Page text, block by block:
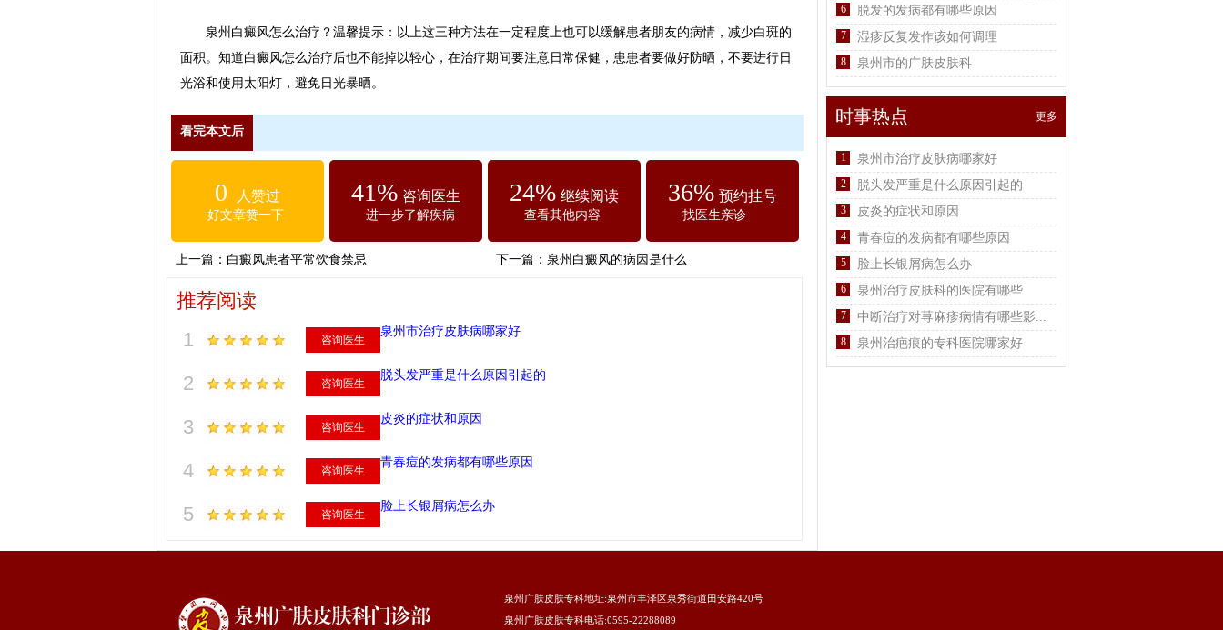
泉州白癜风怎么治疗？温馨提示：以上这三种方法在一定程度上也可以缓解患者朋友的病情，减少白斑的
面积。知道白癜风怎么治疗后也不能掉以轻心，在治疗期间要注意日常保健，患患者要做好防晒，不要进行日
光浴和使用太阳灯，避免日光暴晒。
看完本文后
0 人赞过
好文章赞一下
41% 咨询医生
进一步了解疾病
24% 继续阅读
查看其他内容
36% 预约挂号
找医生亲诊
上一篇： 白癜风患者平常饮食禁忌 下一篇： 泉州白癜风的病因是什么
推荐阅读
1
泉州市治疗皮肤病哪家好
咨询医生
2 脱头发严重是什么原因引起的
咨询医生
3 皮炎的症状和原因
咨询医生
4 青春痘的发病都有哪些原因
咨询医生
5 脸上长银屑病怎么办
咨询医生
6 脱发的发病都有哪些原因
7 湿疹反复发作该如何调理
8 泉州市的广肤皮肤科
时事热点 更多
1 泉州市治疗皮肤病哪家好
2 脱头发严重是什么原因引起的
3 皮炎的症状和原因
4 青春痘的发病都有哪些原因
5 脸上长银屑病怎么办
6 泉州治疗皮肤科的医院有哪些
7 中断治疗对荨麻疹病情有哪些影...
8 泉州治疤痕的专科医院哪家好
泉州广肤皮肤专科地址:泉州市丰泽区泉秀街道田安路420号
泉州广肤皮肤专科电话:0595-22288089